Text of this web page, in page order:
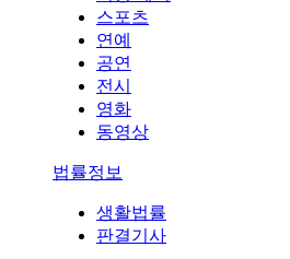
스포츠
연예
공연
전시
영화
동영상
법률정보
생활법률
판결기사